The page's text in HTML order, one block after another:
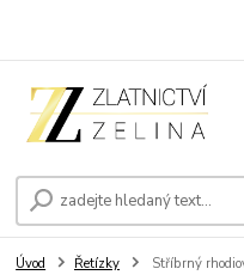
Úvod Řetízky Stříbrný